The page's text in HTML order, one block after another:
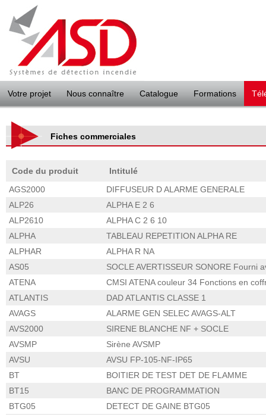
Votre projet Nous connaître Catalogue Formations
Fiches commerciales
Code du produit
Intitulé
AGS2000
DIFFUSEUR D ALARME GENERALE
ALP26
ALPHA E 2 6
ALP2610
ALPHA C 2 6 10
ALPHA
TABLEAU REPETITION ALPHA RE
ALPHAR
ALPHA R NA
AS05
SOCLE AVERTISSEUR SONORE Fourni
ATENA
CMSI ATENA couleur 34 Fonctions en
ATLANTIS
DAD ATLANTIS CLASSE 1
AVAGS
ALARME GEN SELEC AVAGS-ALT
AVS2000
SIRENE BLANCHE NF + SOCLE
AVSMP
Sirène AVSMP
AVSU
AVSU FP-105-NF-IP65
BT
BOITIER DE TEST DET DE FLAMME
BT15
BANC DE PROGRAMMATION
BTG05
DETECT DE GAINE BTG05
Panneau de gestion des cookies